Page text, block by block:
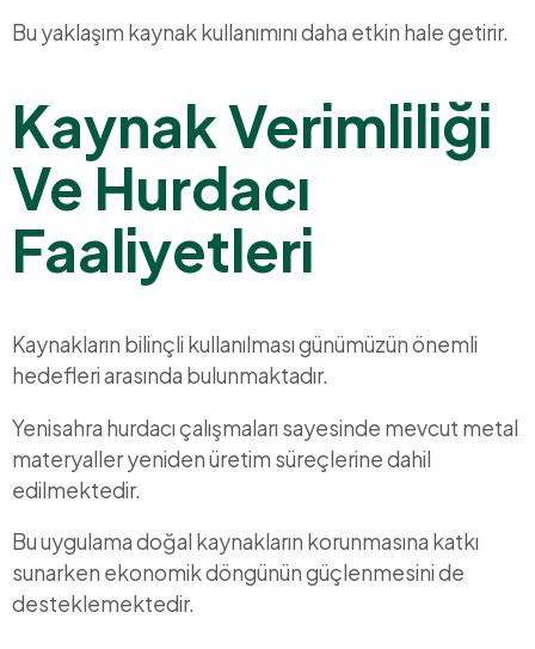
Bu yaklaşım kaynak kullanımını daha etkin hale getirir.
Kaynak Verimliliği
Ve Hurdacı
Faaliyetleri
Kaynakların bilinçli kullanılması günümüzün önemli
hedefleri arasında bulunmaktadır.
Yenisahra hurdacı çalışmaları sayesinde mevcut metal
materyaller yeniden üretim süreçlerine dahil
edilmektedir.
Bu uygulama doğal kaynakların korunmasına katkı
sunarken ekonomik döngünün güçlenmesini de
desteklemektedir.